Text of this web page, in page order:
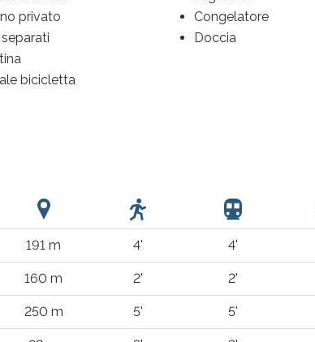
privato
bicicletta
Congelatore
Doccia
191 m 4' 4'
160 m 2' 2'
250 m 5' 5'